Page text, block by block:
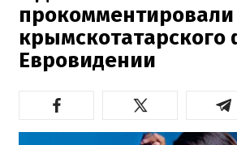
прокомментировали
крымскотатарского
Евровидении